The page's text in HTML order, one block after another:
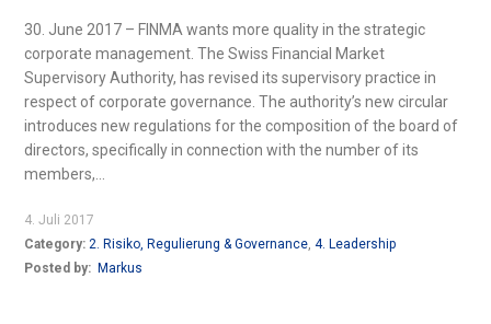
30. June 2017 – FINMA wants more quality in the strategic
corporate management. The Swiss Financial Market
Supervisory Authority, has revised its supervisory practice in
respect of corporate governance. The authority’s new circular
introduces new regulations for the composition of the board of
directors, specifically in connection with the number of its
members,...
4. Juli 2017
Category:2. Risiko, Regulierung & Governance,4. Leadership
Posted by: Markus